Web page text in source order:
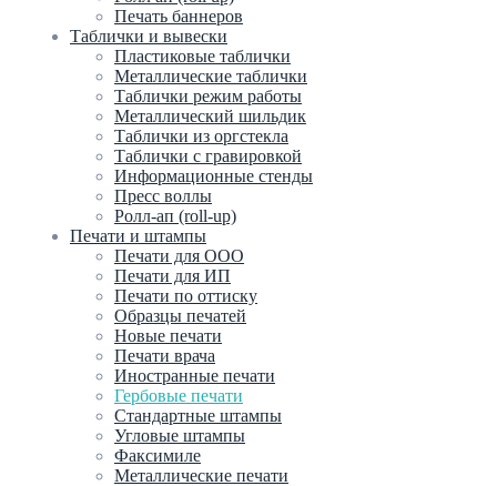
Печать баннеров
Таблички и вывески
Пластиковые таблички
Металлические таблички
Таблички режим работы
Металлический шильдик
Таблички из оргстекла
Таблички с гравировкой
Информационные стенды
Пресс воллы
Ролл-ап (roll-up)
Печати и штампы
Печати для ООО
Печати для ИП
Печати по оттиску
Образцы печатей
Новые печати
Печати врача
Иностранные печати
Гербовые печати
Стандартные штампы
Угловые штампы
Факсимиле
Металлические печати